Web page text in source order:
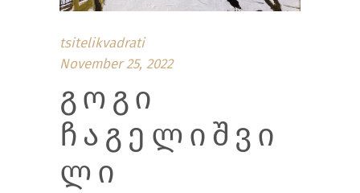
tsitelikvadrati
November 25, 2022
ᲒᲝᲒᲘ
ᲩᲐᲒᲔᲚᲘᲨᲕᲘ
ᲚᲘ